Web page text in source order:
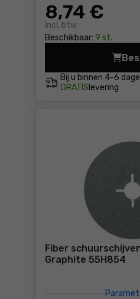
8,74 €
Incl. btw
Beschikbaar: 9 st.
Bij u binnen 4-6
GRATIS levering
Fiber
Graphite 55H854